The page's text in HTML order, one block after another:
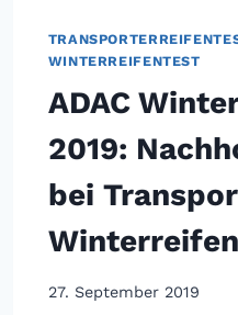
WINTERREIFENTEST
ADAC
2019:
bei
Winterreifen
27. September 2019